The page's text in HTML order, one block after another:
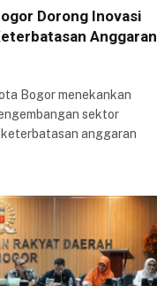
Dorong Inovasi
Anggaran
Bogor menekankan
sektor
anggaran